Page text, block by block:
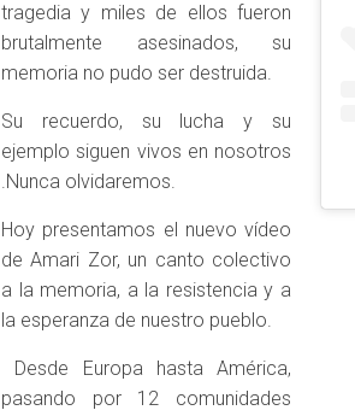
tragedia y miles de ellos fueron
brutalmente asesinados, su
memoria no pudo ser destruida.
Su recuerdo, su lucha y su
ejemplo siguen vivos en nosotros
.Nunca olvidaremos.
Hoy presentamos el nuevo vídeo
de Amari Zor, un canto colectivo
a la memoria, a la resistencia y a
la esperanza de nuestro pueblo.
Desde Europa hasta América,
pasando por 12 comunidades